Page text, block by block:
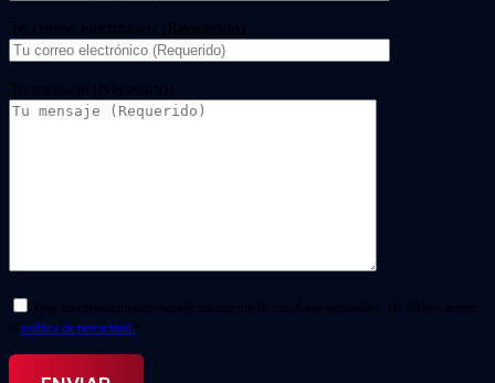
Tu correo electrónico (Requerido)
Tu mensaje (Necesario)
Doy mi consentimiento para el tratamiento de mis datos personales. He leído y acepto
la política de privacidad. *